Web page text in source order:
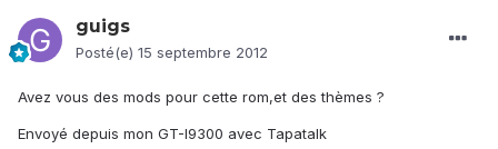
guigs
Posté(e) 15 septembre 2012
Avez vous des mods pour cette rom,et des thèmes ?
Envoyé depuis mon GT-I9300 avec Tapatalk